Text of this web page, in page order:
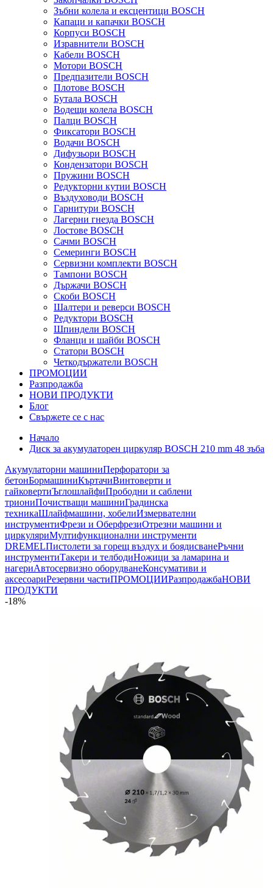
Зъбни колела и ексцентици BOSCH
Капаци и капачки BOSCH
Корпуси BOSCH
Изравнители BOSCH
Кабели BOSCH
Мотори BOSCH
Предпазители BOSCH
Плотове BOSCH
Бутала BOSCH
Водещи колела BOSCH
Палци BOSCH
Фиксатори BOSCH
Водачи BOSCH
Дифузьори BOSCH
Кондензатори BOSCH
Пружини BOSCH
Редукторни кутии BOSCH
Въздуховоди BOSCH
Гарнитури BOSCH
Лагерни гнезда BOSCH
Лостове BOSCH
Сачми BOSCH
Семеринги BOSCH
Сервизни комплекти BOSCH
Тампони BOSCH
Държачи BOSCH
Скоби BOSCH
Шалтери и реверси BOSCH
Редуктори BOSCH
Шпиндели BOSCH
Фланци и шайби BOSCH
Статори BOSCH
Четкодържатели BOSCH
ПРОМОЦИИ
Разпродажба
НОВИ ПРОДУКТИ
Блог
Свържете се с нас
Начало
Диск за акумулаторен циркуляр BOSCH 210 mm 48 зъба
Акумулаторни машиниПерфоратори за
бетонБормашиниКъртачиВинтоверти и
гайковертиЪглошлайфиПрободни и саблени
триониПочистващи машиниГрадинска
техникаШлайфмашини, хобелиИзмервателни
инструментиФрези и ОберфрезиОтрезни машини и
циркуляриМултифункционални инструменти
DREMELПистолети за горещ въздух и боядисванеРъчни
инструментиТакери и телбодиНожици за ламарина и
нагериАвтосервизно оборудванеКонсумативи и
аксесоариРезервни частиПРОМОЦИИРазпродажбаНОВИ
ПРОДУКТИ
-18%